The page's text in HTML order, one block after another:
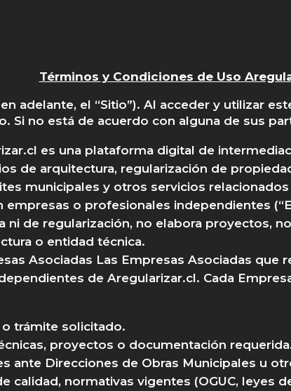
Términos y Condiciones de Uso
adelante, el “Sitio”). Al acceder y utilizar
Si no está de acuerdo con alguna de sus
es una plataforma digital de
de arquitectura, regularización de
municipales y otros servicios
o profesionales independientes
ni de regularización, no elabora proyectos,
o entidad técnica.
Asociadas Las Empresas Asociadas
de Aregularizar.cl. Cada
trámite solicitado.
proyectos o documentación
ante Direcciones de Obras Municipales u
calidad, normativas vigentes (OGUC, leyes